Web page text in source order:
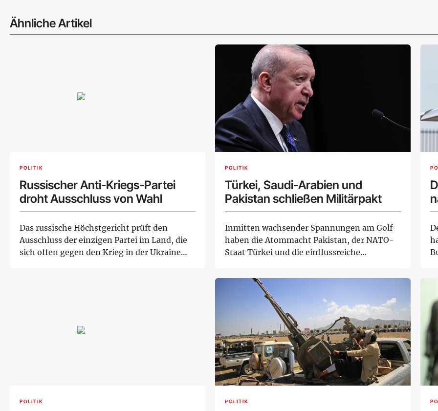
Ähnliche Artikel
POLITIK
Russischer Anti-Kriegs-Partei
droht Ausschluss von Wahl
Das russische Höchstgericht prüft den
Ausschluss der einzigen Partei im Land, die
sich offen gegen den Krieg in der Ukraine
POLITIK
Türkei, Saudi-Arabien und
Pakistan schließen Militärpakt
Inmitten wachsender Spannungen am Golf
haben die Atommacht Pakistan, der NATO-
Staat Türkei und die einflussreiche
POLITIK POLITIK